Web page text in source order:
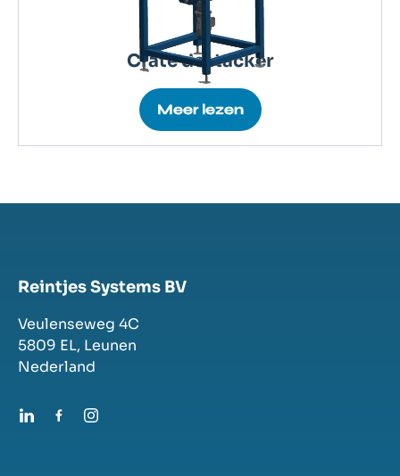
Crate destacker
Meer lezen
Reintjes Systems BV
Veulenseweg 4C
5809 EL, Leunen
Nederland